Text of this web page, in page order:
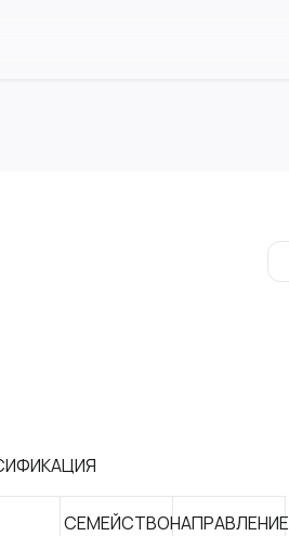
СЕМЕЙСТВОНАПРАВЛЕНИЕ